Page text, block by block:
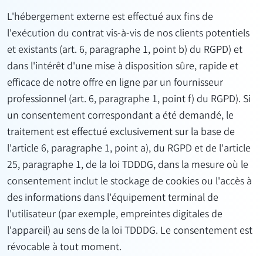
L'hébergement externe est effectué aux fins de
l'exécution du contrat vis-à-vis de nos clients potentiels
et existants (art. 6, paragraphe 1, point b) du RGPD) et
dans l'intérêt d'une mise à disposition sûre, rapide et
efficace de notre offre en ligne par un fournisseur
professionnel (art. 6, paragraphe 1, point f) du RGPD). Si
un consentement correspondant a été demandé, le
traitement est effectué exclusivement sur la base de
l'article 6, paragraphe 1, point a), du RGPD et de l'article
25, paragraphe 1, de la loi TDDDG, dans la mesure où le
consentement inclut le stockage de cookies ou l'accès à
des informations dans l'équipement terminal de
l'utilisateur (par exemple, empreintes digitales de
l'appareil) au sens de la loi TDDDG. Le consentement est
révocable à tout moment.